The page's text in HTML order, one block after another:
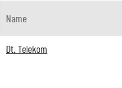
Name
Dt. Telekom